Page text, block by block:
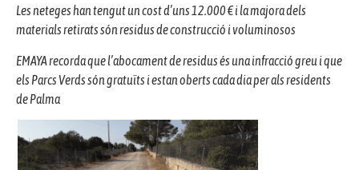
Les neteges han tengut un cost d’uns 12.000 € i la majora dels
materials retirats són residus de construcció i voluminosos
EMAYA recorda que l’abocament de residus és una infracció greu i que
els Parcs Verds són gratuïts i estan oberts cada dia per als residents
de Palma